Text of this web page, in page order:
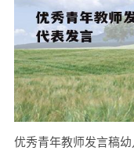
优秀青年教师发言稿